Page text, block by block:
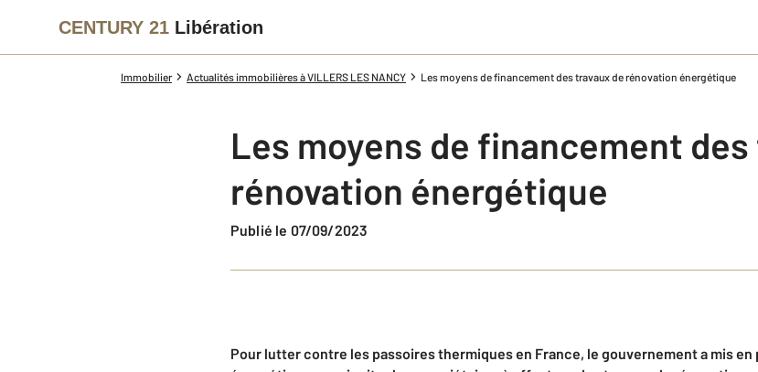
CENTURY 21 Libération
Immobilier Actualités immobilières à VILLERS LES NANCY Les moyens de financement des travaux de rénovation énergétique
Les moyens de financement
rénovation énergétique
Publié le 07/09/2023
Pour lutter contre les passoires thermiques en France, le gouvernement a mis en